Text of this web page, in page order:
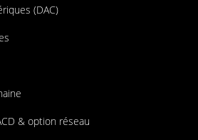
(DAC)
& option réseau